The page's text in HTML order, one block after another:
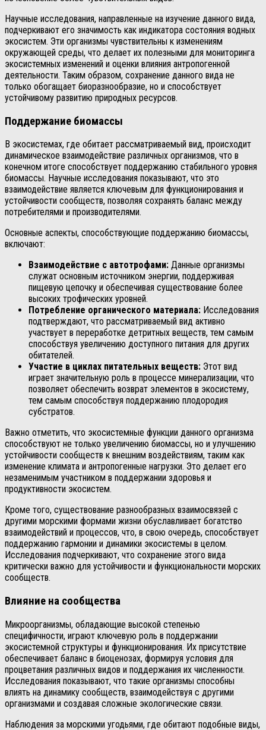
Научные исследования, направленные на изучение данного вида,
подчеркивают его значимость как индикатора состояния водных
экосистем. Эти организмы чувствительны к изменениям
окружающей среды, что делает их полезными для мониторинга
экосистемных изменений и оценки влияния антропогенной
деятельности. Таким образом, сохранение данного вида не
только обогащает биоразнообразие, но и способствует
устойчивому развитию природных ресурсов.
Поддержание биомассы
В экосистемах, где обитает рассматриваемый вид, происходит
динамическое взаимодействие различных организмов, что в
конечном итоге способствует поддержанию стабильного уровня
биомассы. Научные исследования показывают, что это
взаимодействие является ключевым для функционирования и
устойчивости сообществ, позволяя сохранять баланс между
потребителями и производителями.
Основные аспекты, способствующие поддержанию биомассы,
включают:
Взаимодействие с автотрофами: Данные организмы
служат основным источником энергии, поддерживая
пищевую цепочку и обеспечивая существование более
высоких трофических уровней.
Потребление органического материала: Исследования
подтверждают, что рассматриваемый вид активно
участвует в переработке детритных веществ, тем самым
способствуя увеличению доступного питания для других
обитателей.
Участие в циклах питательных веществ: Этот вид
играет значительную роль в процессе минерализации, что
позволяет обеспечить возврат элементов в экосистему,
тем самым способствуя поддержанию плодородия
субстратов.
Важно отметить, что экосистемные функции данного организма
способствуют не только увеличению биомассы, но и улучшению
устойчивости сообществ к внешним воздействиям, таким как
изменение климата и антропогенные нагрузки. Это делает его
незаменимым участником в поддержании здоровья и
продуктивности экосистем.
Кроме того, существование разнообразных взаимосвязей с
другими морскими формами жизни обуславливает богатство
взаимодействий и процессов, что, в свою очередь, способствует
поддержанию гармонии и динамики экосистемы в целом.
Исследования подчеркивают, что сохранение этого вида
критически важно для устойчивости и функциональности морских
сообществ.
Влияние на сообщества
Микроорганизмы, обладающие высокой степенью
специфичности, играют ключевую роль в поддержании
экосистемной структуры и функционирования. Их присутствие
обеспечивает баланс в биоценозах, формируя условия для
процветания различных видов и поддержания их численности.
Исследования показывают, что такие организмы способны
влиять на динамику сообществ, взаимодействуя с другими
организмами и создавая сложные экологические связи.
Наблюдения за морскими угодьями, где обитают подобные виды,